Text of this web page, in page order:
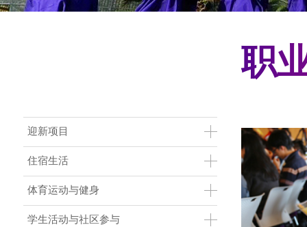
Main Menu CN
迎新项目
住宿生活
体育运动与健身
学生活动与社区参与
职